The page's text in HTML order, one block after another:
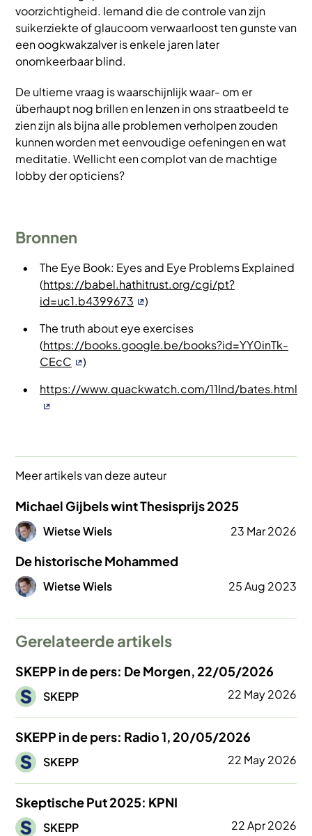
voorzichtigheid. Iemand die de controle van zijn
suikerziekte of glaucoom verwaarloost ten gunste van
een oogkwakzalver is enkele jaren later
onomkeerbaar blind.
De ultieme vraag is waarschijnlijk waar- om er
überhaupt nog brillen en lenzen in ons straatbeeld te
zien zijn als bijna alle problemen verholpen zouden
kunnen worden met eenvoudige oefeningen en wat
meditatie. Wellicht een complot van de machtige
lobby der opticiens?
Bronnen
The Eye Book: Eyes and Eye Problems Explained
(https://babel.hathitrust.org/cgi/pt?
id=uc1.b4399673
)
The truth about eye exercises
(https://books.google.be/books?id=YY0inTk-
CEcC
)
https://www.quackwatch.com/11Ind/bates.html
Meer artikels van deze auteur
Michael Gijbels wint Thesisprijs 2025
Afbeelding
Wietse Wiels 23 Mar 2026
De historische Mohammed
Afbeelding
Wietse Wiels 25 Aug 2023
Gerelateerde artikels
SKEPP in de pers: De Morgen, 22/05/2026
Afbeelding
SKEPP 22 May 2026
SKEPP in de pers: Radio 1, 20/05/2026
Afbeelding
SKEPP 22 May 2026
Skeptische Put 2025: KPNI
Afbeelding
SKEPP 22 Apr 2026